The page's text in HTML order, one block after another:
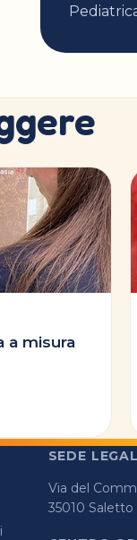
a misura
SEDE
Via del
35010